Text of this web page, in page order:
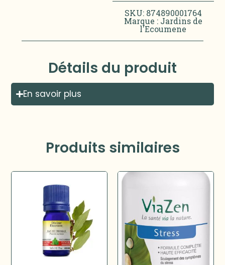
SKU: 874890001764
Marque : Jardins de
l'Ecoumene
Détails du produit
En savoir plus
Produits similaires